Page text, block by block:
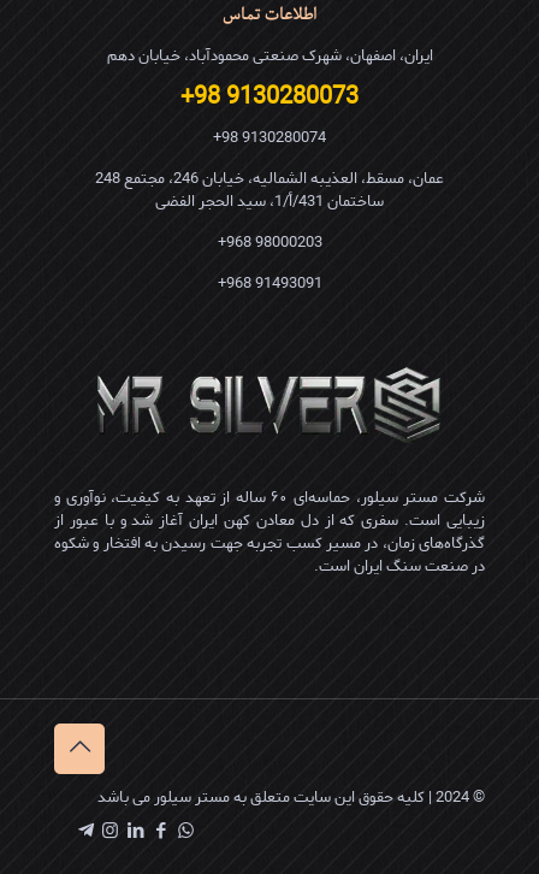
اطلاعات تماس
ایران، اصفهان، شهرک صنعتی محمودآباد، خیابان دهم
9130280073 98+
9130280074 98+
عمان، مسقط، العذیبه الشمالیه، خیابان 246، مجتمع 248
ساختمان 431/أ/1، سید الحجر الفضی
98000203 968+
91493091 968+
شرکت مستر سیلور، حماسه‌ای ۶۰ ساله از تعهد به کیفیت، نوآوری و
زیبایی است. سفری که از دل معادن کهن ایران آغاز شد و با عبور از
گذرگاه‌های زمان، در مسیر کسب تجربه جهت رسیدن به افتخار و شکوه
در صنعت سنگ ایران است.
© 2024 | کلیه حقوق این سایت متعلق به مستر سیلور می باشد